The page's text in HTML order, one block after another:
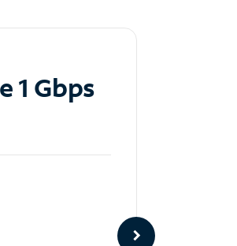
1 Gbps